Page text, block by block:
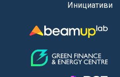
Инициативи